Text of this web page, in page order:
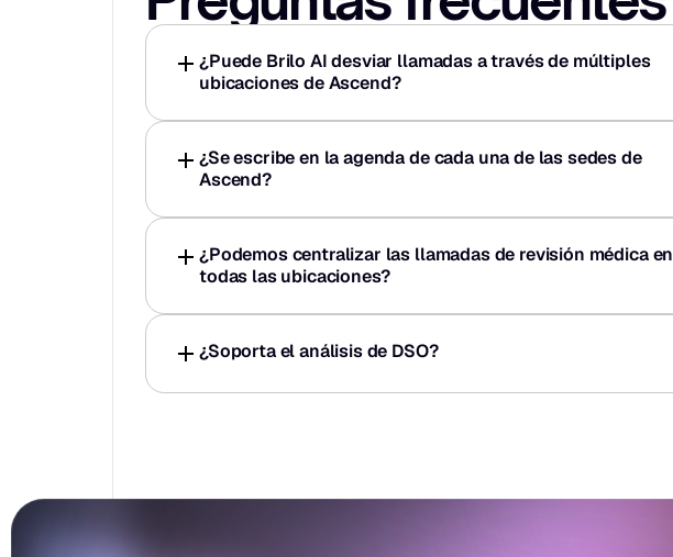
¿Puede Brilo AI desviar llamadas a través de múltiples
ubicaciones de Ascend?
¿Se escribe en la agenda de cada una de las sedes de
Ascend?
¿Podemos centralizar las llamadas de revisión médica en
todas las ubicaciones?
¿Soporta el análisis de DSO?